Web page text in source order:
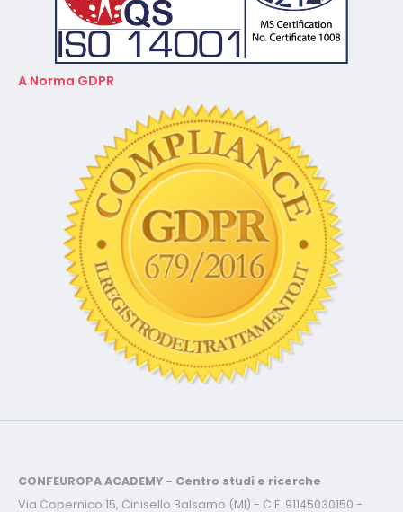
A Norma GDPR
CONFEUROPA ACADEMY - Centro studi e ricerche
Via Copernico 15, Cinisello Balsamo (MI) - C.F. 91145030150 -